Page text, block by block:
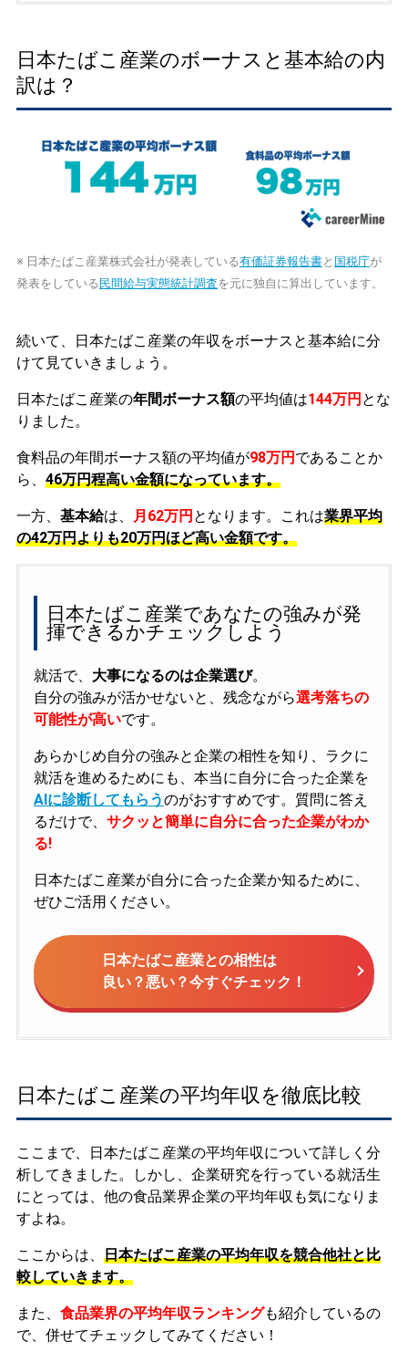
日本たばこ産業のボーナスと基本給の内
訳は？
※ 日本たばこ産業株式会社が発表している有価証券報告書と 国税庁が
発表をしている 民間給与実態統計調査を元に独自に算出しています。
続いて、日本たばこ産業の年収をボーナスと基本給に分
けて見ていきましょう。
日本たばこ産業の年間ボーナス額の平均値は144万円 とな
りました。
食料品の年間ボーナス額の平均値が98万円 であることか
ら、 46万円程高い金額になっています。
一方、 基本給は、 月62万円 となります。これは業界平均
の42万円よりも20万円ほど高い金額です。
日本たばこ産業であなたの強みが発
揮できるかチェックしよう
就活で、 大事になるのは企業選び。
自分の強みが活かせないと、残念ながら選考落ちの
可能性が高いです。
あらかじめ自分の強みと企業の相性を知り、ラクに
就活を進めるためにも、本当に自分に合った企業を
AIに診断してもらうのがおすすめです。質問に答え
るだけで、 サクッと簡単に自分に合った企業がわか
る!
日本たばこ産業が自分に合った企業か知るために、
ぜひご活用ください。
日本たばこ産業との相性は
良い？悪い？今すぐチェック！
日本たばこ産業の平均年収を徹底比較
ここまで、日本たばこ産業の平均年収について詳しく分
析してきました。しかし、企業研究を行っている就活生
にとっては、他の食品業界企業の平均年収も気になりま
すよね。
ここからは、 日本たばこ産業の平均年収を競合他社と比
較していきます。
また、 食品業界の平均年収ランキングも紹介しているの
で、併せてチェックしてみてください！